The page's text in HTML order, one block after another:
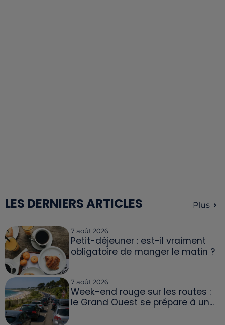
LES DERNIERS ARTICLES Plus
7 août 2026
Petit-déjeuner : est-il vraiment
obligatoire de manger le matin ?
7 août 2026
Week-end rouge sur les routes :
le Grand Ouest se prépare à un...